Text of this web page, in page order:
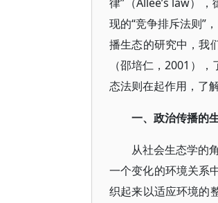
现的“竞争排斥法则”
播生态的研究中，我
（邵培仁，2001）
态法则在起作用，了
一、政治传播的
从社会生态学的
一个变化的环境关系
织起来以适应环境的